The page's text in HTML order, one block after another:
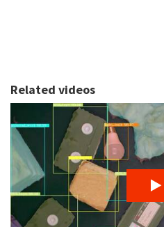
Related videos